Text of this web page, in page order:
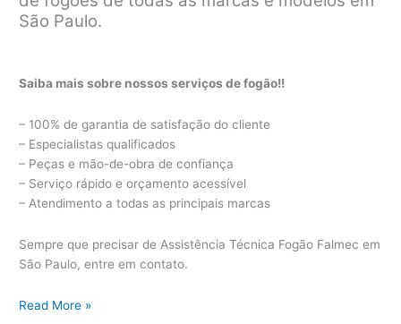
São Paulo.
Saiba mais sobre nossos serviços de fogão!!
– 100% de garantia de satisfação do cliente
– Especialistas qualificados
– Peças e mão-de-obra de confiança
– Serviço rápido e orçamento acessível
– Atendimento a todas as principais marcas
Sempre que precisar de Assistência Técnica Fogão Falmec em
São Paulo, entre em contato.
Assistência
Read More »